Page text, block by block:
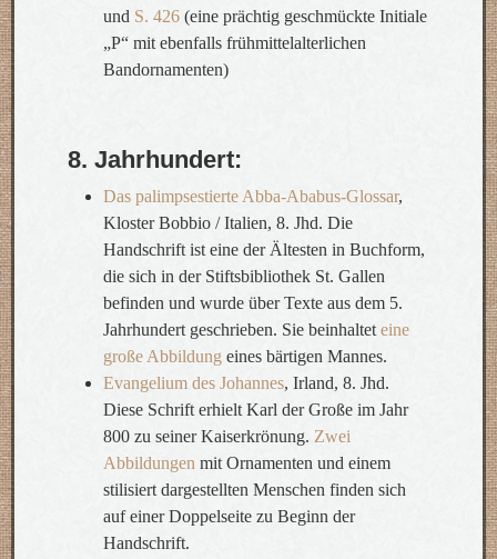
und S. 426 (eine prächtig geschmückte Initiale
„P“ mit ebenfalls frühmittelalterlichen
Bandornamenten)
8. Jahrhundert:
Das palimpsestierte Abba-Ababus-Glossar,
Kloster Bobbio / Italien, 8. Jhd. Die
Handschrift ist eine der Ältesten in Buchform,
die sich in der Stiftsbibliothek St. Gallen
befinden und wurde über Texte aus dem 5.
Jahrhundert geschrieben. Sie beinhaltet eine
große Abbildung eines bärtigen Mannes.
Evangelium des Johannes, Irland, 8. Jhd.
Diese Schrift erhielt Karl der Große im Jahr
800 zu seiner Kaiserkrönung. Zwei
Abbildungen mit Ornamenten und einem
stilisiert dargestellten Menschen finden sich
auf einer Doppelseite zu Beginn der
Handschrift.